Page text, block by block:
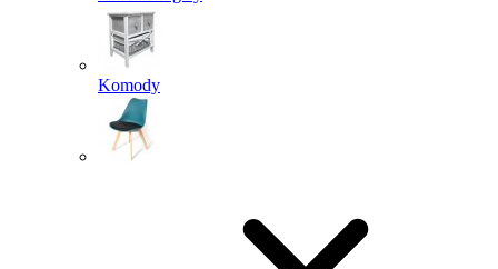
Komody